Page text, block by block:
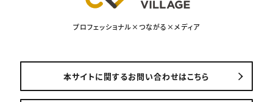
プロフェッショナル×つながる×メディア
本サイトに関するお問い合わせはこちら